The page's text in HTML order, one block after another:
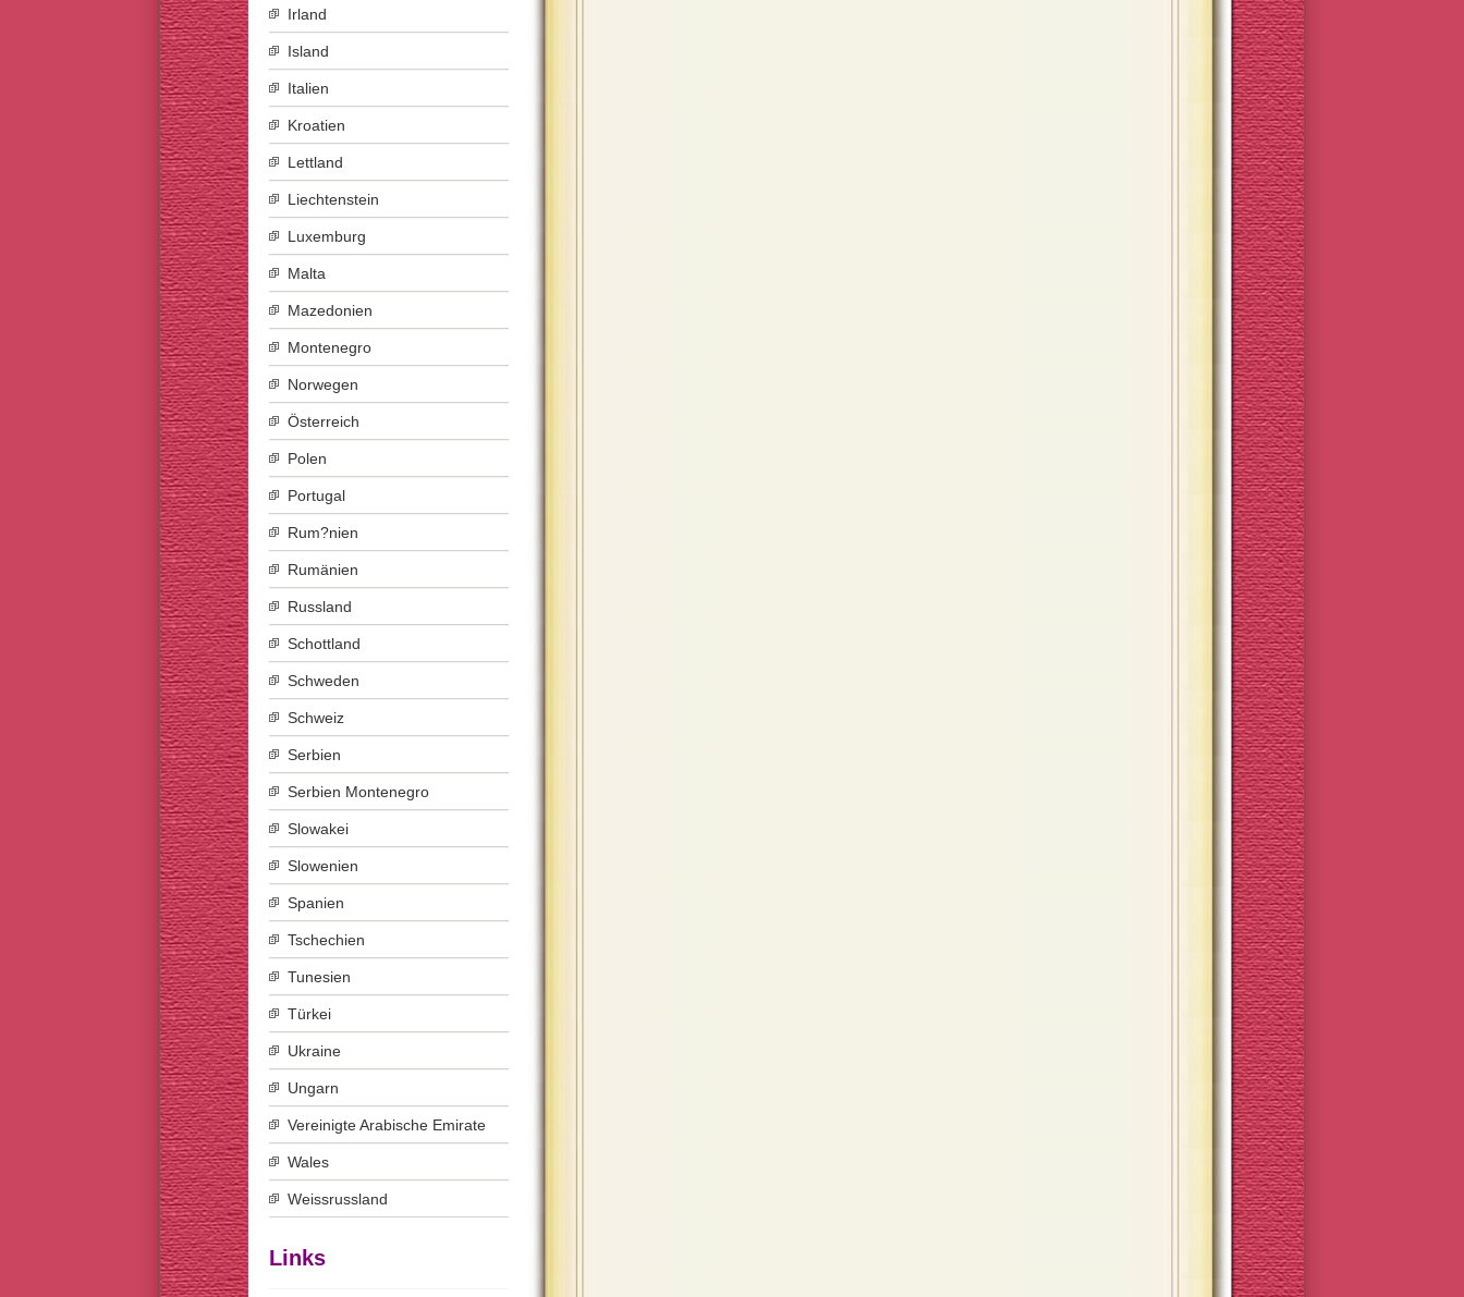
Irland
Island
Italien
Kroatien
Lettland
Liechtenstein
Luxemburg
Malta
Mazedonien
Montenegro
Norwegen
Österreich
Polen
Portugal
Rum?nien
Rumänien
Russland
Schottland
Schweden
Schweiz
Serbien
Serbien Montenegro
Slowakei
Slowenien
Spanien
Tschechien
Tunesien
Türkei
Ukraine
Ungarn
Vereinigte Arabische Emirate
Wales
Weissrussland
Links